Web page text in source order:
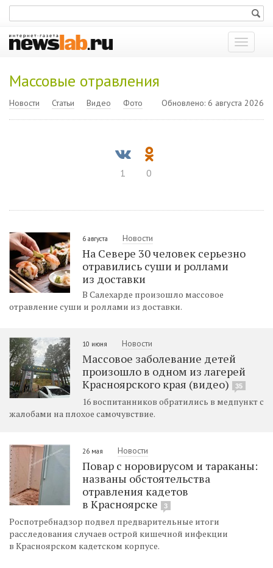
Показать
меню
Массовые отравления
Новости Статьи Видео Фото Обновлено: 6 августа 2026
1 0
6 августа Новости
На Севере 30 человек серьезно
отравились суши и роллами
из доставки
В Салехарде произошло массовое
отравление суши и роллами из доставки.
10 июня Новости
Массовое заболевание детей
произошло в одном из лагерей
Красноярского края (видео)
35
16 воспитанников обратились в медпункт с
жалобами на плохое самочувствие.
26 мая Новости
Повар с норовирусом и тараканы:
названы обстоятельства
отравления кадетов
в Красноярске
3
Роспотребнадзор подвел предварительные итоги
расследования случаев острой кишечной инфекции
в Красноярском кадетском корпусе.